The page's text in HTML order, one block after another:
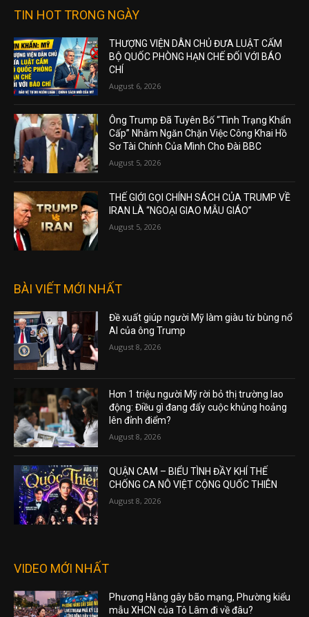
TIN HOT TRONG NGÀY
THƯỢNG VIỆN DÂN CHỦ ĐƯA LUẬT CẤM
BỘ QUỐC PHÒNG HẠN CHẾ ĐỐI VỚI BÁO
CHÍ
August 6, 2026
Ông Trump Đã Tuyên Bố “Tình Trạng Khẩn
Cấp” Nhằm Ngăn Chặn Việc Công Khai Hồ
Sơ Tài Chính Của Mình Cho Đài BBC
August 5, 2026
THẾ GIỚI GỌI CHÍNH SÁCH CỦA TRUMP VỀ
IRAN LÀ “NGOẠI GIAO MẪU GIÁO”
August 5, 2026
BÀI VIẾT MỚI NHẤT
Đề xuất giúp người Mỹ làm giàu từ bùng nổ
AI của ông Trump
August 8, 2026
Hơn 1 triệu người Mỹ rời bỏ thị trường lao
động: Điều gì đang đẩy cuộc khủng hoảng
lên đỉnh điểm?
August 8, 2026
QUẬN CAM – BIỂU TÌNH ĐẦY KHÍ THẾ
CHỐNG CA NÔ VIỆT CỘNG QUỐC THIÊN
August 8, 2026
VIDEO MỚI NHẤT
Phương Hằng gây bão mạng, Phường kiểu
mẫu XHCN của Tô Lâm đi về đâu?